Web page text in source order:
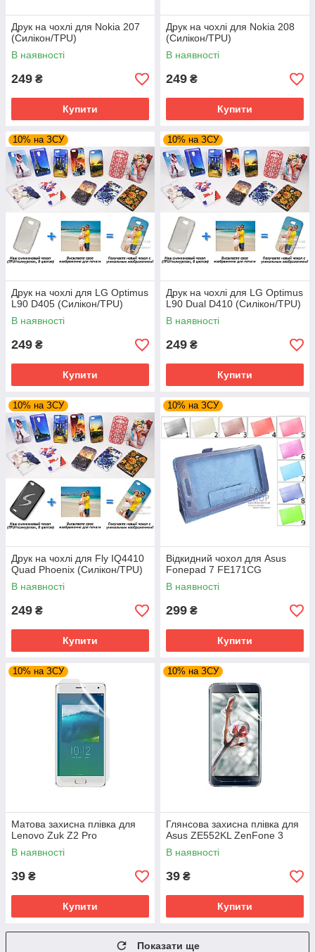
Друк на чохлі для Nokia 207
(Силікон/TPU)
В наявності
249 ₴
Купити
Друк на чохлі для Nokia 208
(Силікон/TPU)
В наявності
249 ₴
Купити
10% на ЗСУ
Друк на чохлі для LG Optimus
L90 D405 (Силікон/TPU)
В наявності
249 ₴
Купити
10% на ЗСУ
Друк на чохлі для LG Optimus
L90 Dual D410 (Силікон/TPU)
В наявності
249 ₴
Купити
10% на ЗСУ
Друк на чохлі для Fly IQ4410
Quad Phoenix (Силікон/TPU)
В наявності
249 ₴
Купити
10% на ЗСУ
Відкидний чохол для Asus
Fonepad 7 FE171CG
В наявності
299 ₴
Купити
10% на ЗСУ
Матова захисна плівка для
Lenovo Zuk Z2 Pro
В наявності
39 ₴
Купити
10% на ЗСУ
Глянсова захисна плівка для
Asus ZE552KL ZenFone 3
В наявності
39 ₴
Купити
Показати ще